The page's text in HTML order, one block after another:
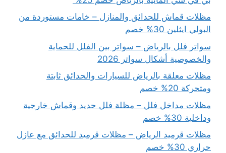
مظلات قماش للحدائق والمنازل – خامات مستوردة من
البولي ايثلين 30% خصم
سواتر فلل بالرياض – سواتر بين الفلل للحماية
والخصوصية أشكال سواتر 2026
مظلات معلقة بالرياض للسيارات والحدائق ثابتة
ومتحركة 20% خصم
مظلات مداخل فلل – مظلة فلل حديد وقماش خارجية
وداخلية 30% خصم
مظلات قرميد الرياض – مظلات قرميد للحدائق مع عازل
حراري 30% خصم